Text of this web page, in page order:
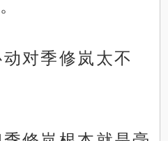
对季修岚太不